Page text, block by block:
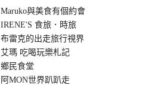
Maruko與美食有個約會
IRENE'S 食旅．時旅
布雷克的出走旅行視界
艾瑪 吃喝玩樂札記
鄉民食堂
阿MON世界趴趴走